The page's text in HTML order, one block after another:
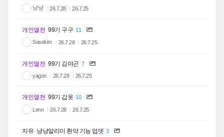
냥냥
26.7.28 26.7.25
개인열전 99기 구구 11
Sasekim 26.7.28 26.7.25
개인열전 99기 김야곤 7
yagon 26.7.28 26.7.25
개인열전 99기 갑옷 10
Lenn 26.7.28 26.7.25
자유 냥냥알리미 환약 기능 업뎃 3